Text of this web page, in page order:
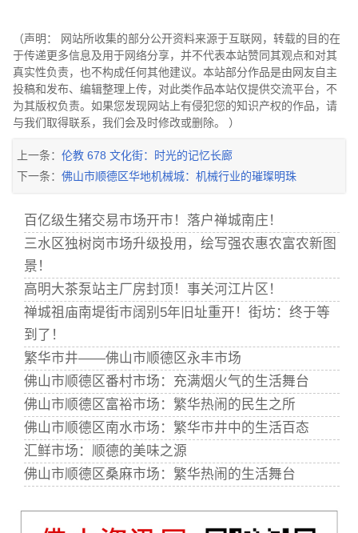
（声明： 网站所收集的部分公开资料来源于互联网，转载的目的在
于传递更多信息及用于网络分享，并不代表本站赞同其观点和对其
真实性负责，也不构成任何其他建议。本站部分作品是由网友自主
投稿和发布、编辑整理上传，对此类作品本站仅提供交流平台，不
为其版权负责。如果您发现网站上有侵犯您的知识产权的作品，请
与我们取得联系，我们会及时修改或删除。 ）
上一条： 伦教 678 文化街：时光的记忆长廊
下一条： 佛山市顺德区华地机械城：机械行业的璀璨明珠
百亿级生猪交易市场开市！落户禅城南庄！
三水区独树岗市场升级投用，绘写强农惠农富农新图
景！
高明大茶泵站主厂房封顶！事关河江片区！
禅城祖庙南堤街市阔别5年旧址重开！街坊：终于等
到了！
繁华市井——佛山市顺德区永丰市场
佛山市顺德区番村市场：充满烟火气的生活舞台
佛山市顺德区富裕市场：繁华热闹的民生之所
佛山市顺德区南水市场：繁华市井中的生活百态
汇鲜市场：顺德的美味之源
佛山市顺德区桑麻市场：繁华热闹的生活舞台